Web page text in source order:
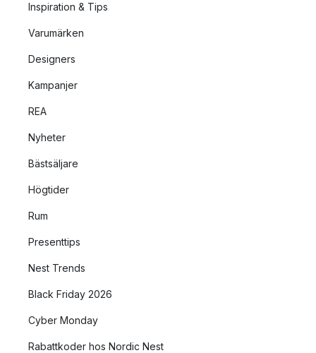
Inspiration & Tips
Varumärken
Designers
Kampanjer
REA
Nyheter
Bästsäljare
Högtider
Rum
Presenttips
Nest Trends
Black Friday 2026
Cyber Monday
Rabattkoder hos Nordic Nest